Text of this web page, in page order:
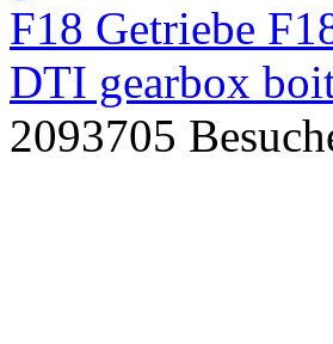
F18 Getriebe
DTI gearbox
2093705